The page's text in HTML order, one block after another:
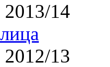
2013/14
2012/13